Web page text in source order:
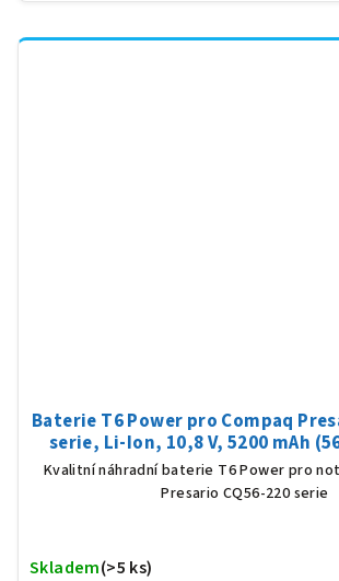
Baterie T6 Power pro Compaq
serie, Li-Ion, 10,8 V, 5200 mAh
Kvalitní náhradní baterie T6 Power pro
Presario CQ56-220 serie
Skladem(>5 ks)